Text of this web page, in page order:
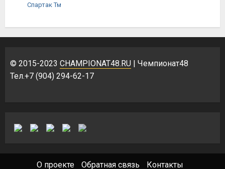
Спартак Тм
© 2015-2023 CHAMPIONAT48.RU | Чемпионат48
Тел.+7 (904) 294-62-17
О проекте Обратная связь Контакты